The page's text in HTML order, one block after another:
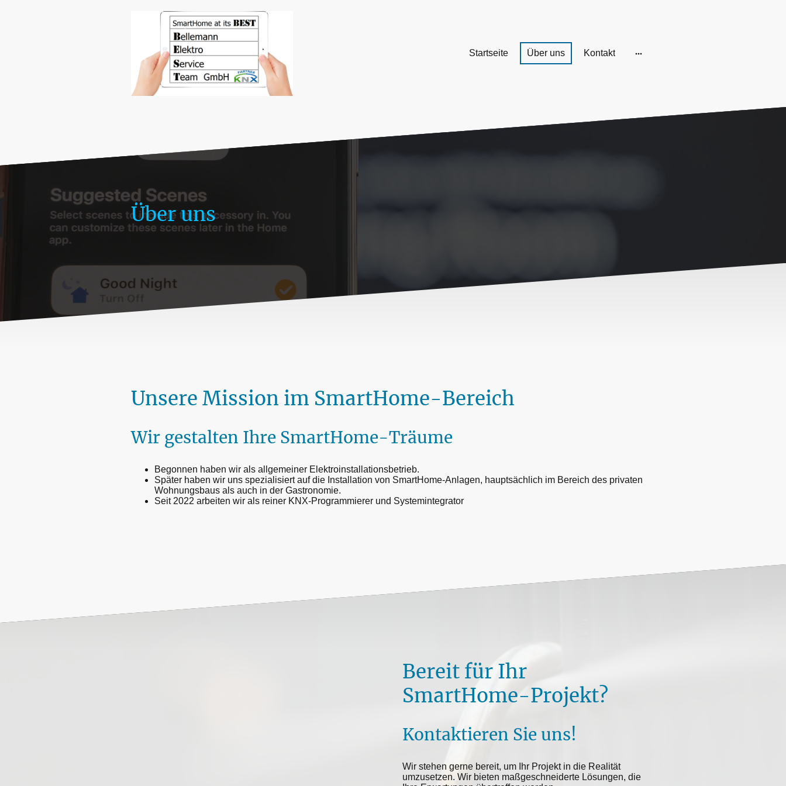
Startseite Über uns Kontakt
Über uns
Unsere Mission im SmartHome-Bereich
Wir gestalten Ihre SmartHome-Träume
Begonnen haben wir als allgemeiner Elektroinstallationsbetrieb.
Später haben wir uns spezialisiert auf die Installation von SmartHome-Anlagen, hauptsächlich im Bereich des privaten
Wohnungsbaus als auch in der Gastronomie.
Seit 2022 arbeiten wir als reiner KNX-Programmierer und Systemintegrator
Bereit für Ihr
SmartHome-Projekt?
Kontaktieren Sie uns!
Wir stehen gerne bereit, um Ihr Projekt in die Realität
umzusetzen. Wir bieten maßgeschneiderte Lösungen, die